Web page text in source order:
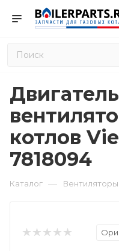
Двигатель
котлов
7818094
Каталог —